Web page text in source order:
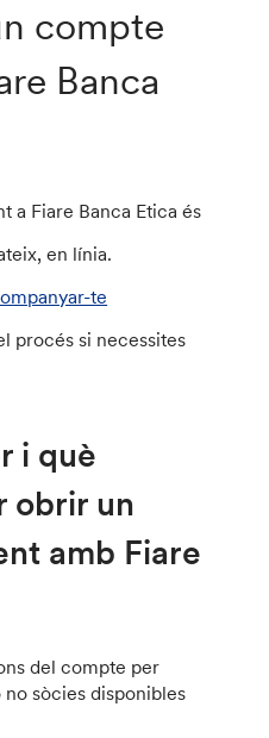
compte
Banca
a Fiare Banca Etica és
en línia.
te
procés si necessites
i què
obrir un
amb Fiare
del compte per
no sòcies disponibles